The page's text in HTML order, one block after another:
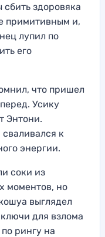
здоровяка
примитивным и,
лупил по
его
что пришел
Усику
Энтони.
к
энергии.
соки из
моментов, но
выглядел
для взлома
рингу на